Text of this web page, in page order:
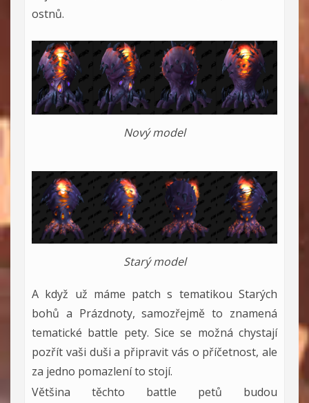
ostnů.
Nový model
Starý model
A když už máme patch s tematikou Starých
bohů a Prázdnoty, samozřejmě to znamená
tematické battle pety. Sice se možná chystají
pozřít vaši duši a připravit vás o příčetnost, ale
za jedno pomazlení to stojí.
Většina těchto battle petů budou